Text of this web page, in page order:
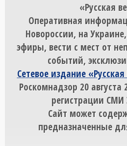
«Русская
Оперативная
Новороссии, на
эфиры, вести с мест от
событий,
Сетевое издание
Роскомнадзор 20 августа
регистрации
Сайт может
предназначенные